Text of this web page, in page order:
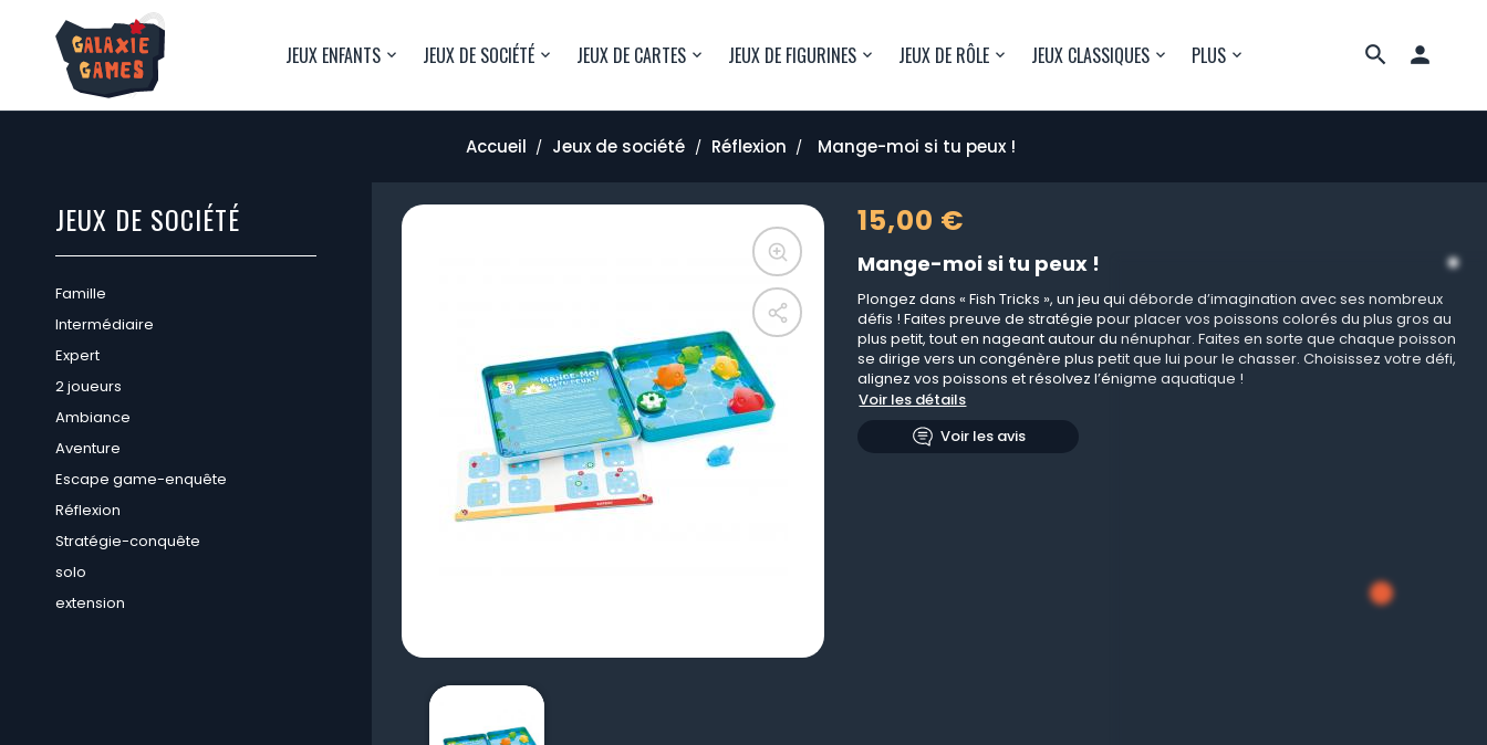

JEUX ENFANTS JEUX DE SOCIÉTÉ JEUX DE CARTES JEUX DE FIGURINES JEUX DE RÔLE JEUX CLASSIQUES PLUS
Accueil Jeux de société Réflexion Mange-moi si tu peux !
JEUX DE SOCIÉTÉ
Famille
Intermédiaire
Expert
2 joueurs
Ambiance
Aventure
Escape game-enquête
Réflexion
Stratégie-conquête
solo
extension
15,00 €
Mange-moi si tu peux !
Plongez dans « Fish Tricks », un jeu qui déborde d’imagination avec ses nombreux
défis ! Faites preuve de stratégie pour placer vos poissons colorés du plus gros au
plus petit, tout en nageant autour du nénuphar. Faites en sorte que chaque poisson
se dirige vers un congénère plus petit que lui pour le chasser. Choisissez votre défi,
alignez vos poissons et résolvez l’énigme aquatique !
Voir les détails
Voir les avis